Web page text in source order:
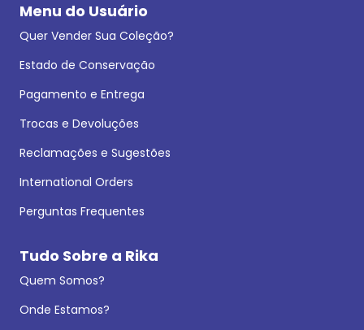
Menu do Usuário
Quer Vender Sua Coleção?
Estado de Conservação
Pagamento e Entrega
Trocas e Devoluções
Reclamações e Sugestões
International Orders
Perguntas Frequentes
Tudo Sobre a Rika
Quem Somos?
Onde Estamos?